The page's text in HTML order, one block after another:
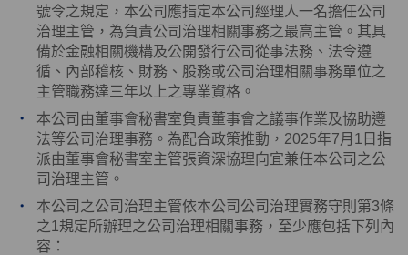
號令之規定，本公司應指定本公司經理人一名擔任公司
治理主管，為負責公司治理相關事務之最高主管。其具
備於金融相關機構及公開發行公司從事法務、法令遵
循、內部稽核、財務、股務或公司治理相關事務單位之
主管職務達三年以上之專業資格。
本公司由董事會秘書室負責董事會之議事作業及協助遵
法等公司治理事務。為配合政策推動， 2025年7月 1 日指
派由董事會秘書室主管張資深協理向宜兼任本公司之公
司治理主管。
本公司之公司治理主管依本公司公司治理實務守則第3條
之1 規定所辦理之公司治理相關事務，至少應包括下列內
容：